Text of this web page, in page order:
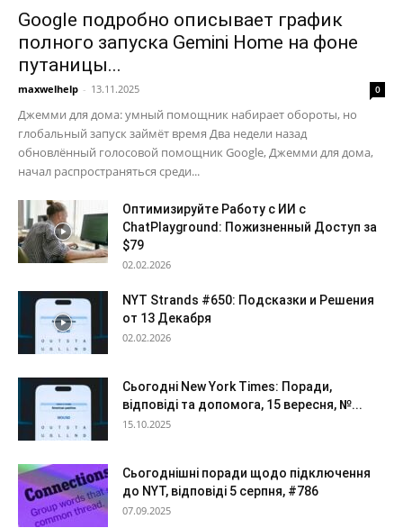
Google подробно описывает график
полного запуска Gemini Home на фоне
путаницы...
maxwelhelp - 13.11.2025 0
Джемми для дома: умный помощник набирает обороты, но
глобальный запуск займёт время Два недели назад
обновлённый голосовой помощник Google, Джемми для дома,
начал распространяться среди...
Оптимизируйте Работу с ИИ с
ChatPlayground: Пожизненный Доступ за
$79
02.02.2026
NYT Strands #650: Подсказки и Решения
от 13 Декабря
02.02.2026
Сьогодні New York Times: Поради,
відповіді та допомога, 15 вересня, №...
15.10.2025
Сьогоднішні поради щодо підключення
до NYT, відповіді 5 серпня, #786
07.09.2025